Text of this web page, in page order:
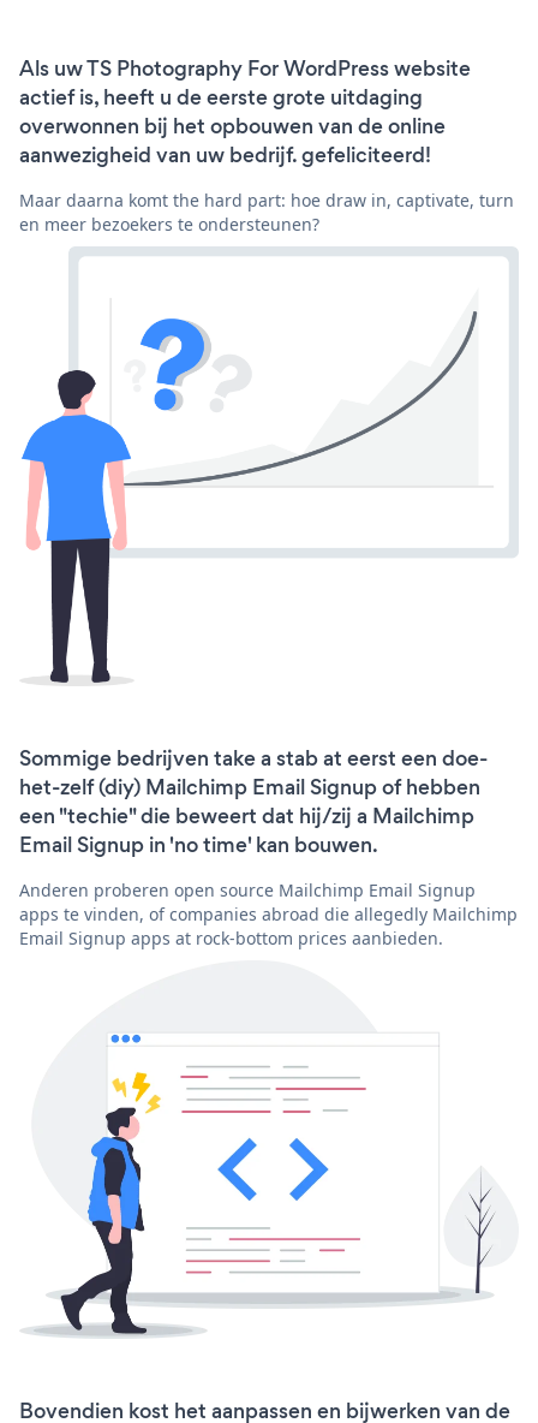
Als uw TS Photography For WordPress website
actief is, heeft u de eerste grote uitdaging
overwonnen bij het opbouwen van de online
aanwezigheid van uw bedrijf. gefeliciteerd!
Maar daarna komt the hard part: hoe draw in, captivate, turn
en meer bezoekers te ondersteunen?
Sommige bedrijven take a stab at eerst een doe-
het-zelf (diy) Mailchimp Email Signup of hebben
een "techie" die beweert dat hij/zij a Mailchimp
Email Signup in 'no time' kan bouwen.
Anderen proberen open source Mailchimp Email Signup
apps te vinden, of companies abroad die allegedly Mailchimp
Email Signup apps at rock-bottom prices aanbieden.
Bovendien kost het aanpassen en bijwerken van de